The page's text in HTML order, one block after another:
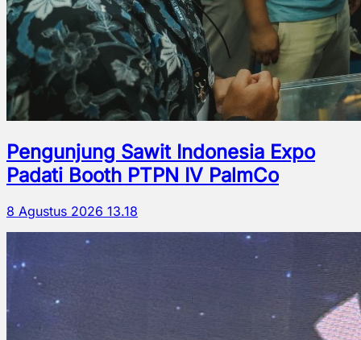
Pengunjung Sawit Indonesia Expo
Padati Booth PTPN IV PalmCo
8 Agustus 2026 13.18